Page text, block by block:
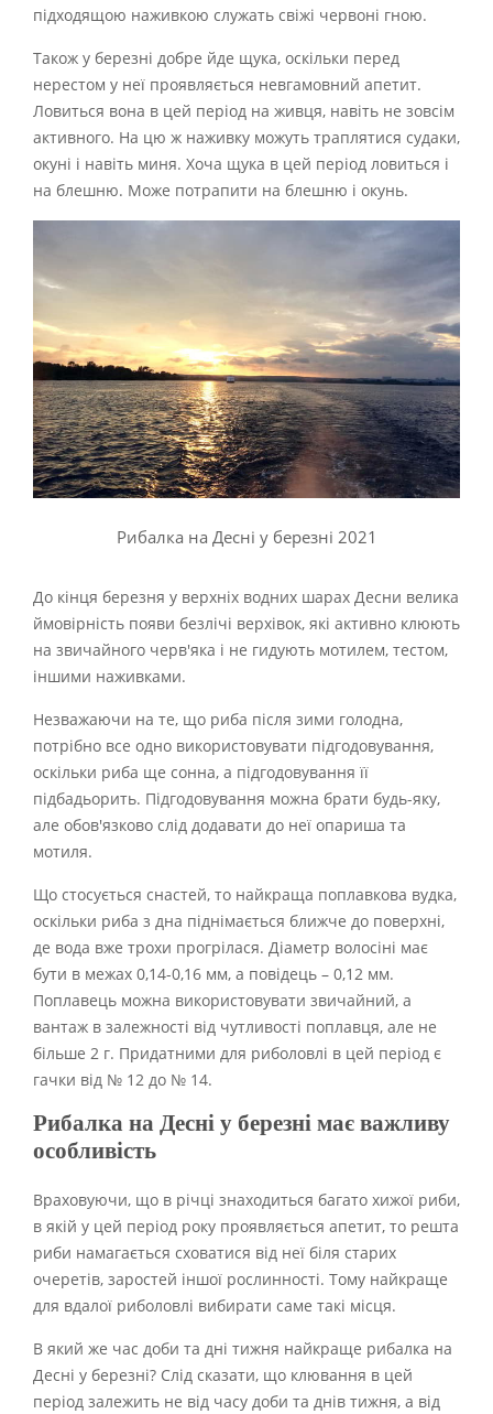
підходящою наживкою служать свіжі червоні гною.
Також у березні добре йде щука, оскільки перед
нерестом у неї проявляється невгамовний апетит.
Ловиться вона в цей період на живця, навіть не зовсім
активного. На цю ж наживку можуть траплятися судаки,
окуні і навіть миня. Хоча щука в цей період ловиться і
на блешню. Може потрапити на блешню і окунь.
Рибалка на Десні у березні 2021
До кінця березня у верхніх водних шарах Десни велика
ймовірність появи безлічі верхівок, які активно клюють
на звичайного черв'яка і не гидують мотилем, тестом,
іншими наживками.
Незважаючи на те, що риба після зими голодна,
потрібно все одно використовувати підгодовування,
оскільки риба ще сонна, а підгодовування її
підбадьорить. Підгодовування можна брати будь-яку,
але обов'язково слід додавати до неї опариша та
мотиля.
Що стосується снастей, то найкраща поплавкова вудка,
оскільки риба з дна піднімається ближче до поверхні,
де вода вже трохи прогрілася. Діаметр волосіні має
бути в межах 0,14-0,16 мм, а повідець – 0,12 мм.
Поплавець можна використовувати звичайний, а
вантаж в залежності від чутливості поплавця, але не
більше 2 г. Придатними для риболовлі в цей період є
гачки від № 12 до № 14.
Рибалка на Десні у березні має важливу
особливість
Враховуючи, що в річці знаходиться багато хижої риби,
в якій у цей період року проявляється апетит, то решта
риби намагається сховатися від неї біля старих
очеретів, заростей іншої рослинності. Тому найкраще
для вдалої риболовлі вибирати саме такі місця.
В який же час доби та дні тижня найкраще рибалка на
Десні у березні? Слід сказати, що клювання в цей
період залежить не від часу доби та днів тижня, а від